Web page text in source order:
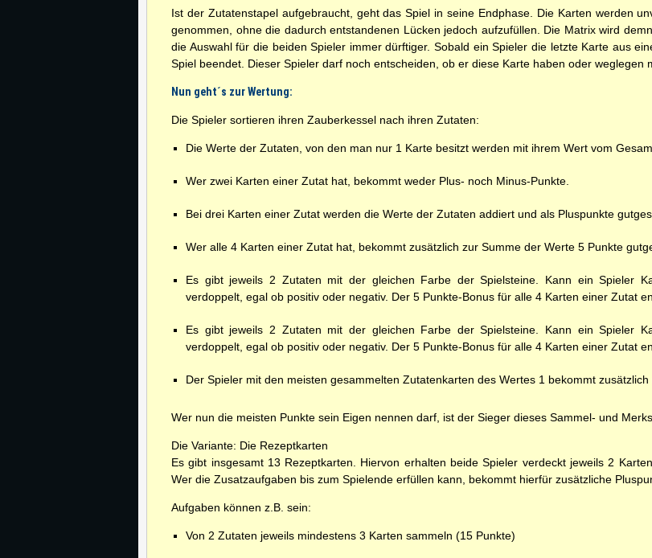
Ist der Zutatenstapel aufgebraucht, geht das Spiel in seine Endphase. Die Karten werden
genommen, ohne die dadurch entstandenen Lücken jedoch aufzufüllen. Die Matrix wird
die Auswahl für die beiden Spieler immer dürftiger. Sobald ein Spieler die letzte Karte aus
Spiel beendet. Dieser Spieler darf noch entscheiden, ob er diese Karte haben oder weglegen
Nun geht´s zur Wertung:
Die Spieler sortieren ihren Zauberkessel nach ihren Zutaten:
Die Werte der Zutaten, von den man nur 1 Karte besitzt werden mit ihrem Wert vom
Wer zwei Karten einer Zutat hat, bekommt weder Plus- noch Minus-Punkte.
Bei drei Karten einer Zutat werden die Werte der Zutaten addiert und als Pluspunkte
Wer alle 4 Karten einer Zutat hat, bekommt zusätzlich zur Summe der Werte 5 Punkte
Es gibt jeweils 2 Zutaten mit der gleichen Farbe der Spielsteine. Kann ein Spieler
verdoppelt, egal ob positiv oder negativ. Der 5 Punkte-Bonus für alle 4 Karten einer Zutat
Es gibt jeweils 2 Zutaten mit der gleichen Farbe der Spielsteine. Kann ein Spieler
verdoppelt, egal ob positiv oder negativ. Der 5 Punkte-Bonus für alle 4 Karten einer Zutat
Der Spieler mit den meisten gesammelten Zutatenkarten des Wertes 1 bekommt zusätzlich
Wer nun die meisten Punkte sein Eigen nennen darf, ist der Sieger dieses Sammel- und
Die Variante: Die Rezeptkarten
Es gibt insgesamt 13 Rezeptkarten. Hiervon erhalten beide Spieler verdeckt jeweils 2
Wer die Zusatzaufgaben bis zum Spielende erfüllen kann, bekommt hierfür zusätzliche
Aufgaben können z.B. sein:
Von 2 Zutaten jeweils mindestens 3 Karten sammeln (15 Punkte)